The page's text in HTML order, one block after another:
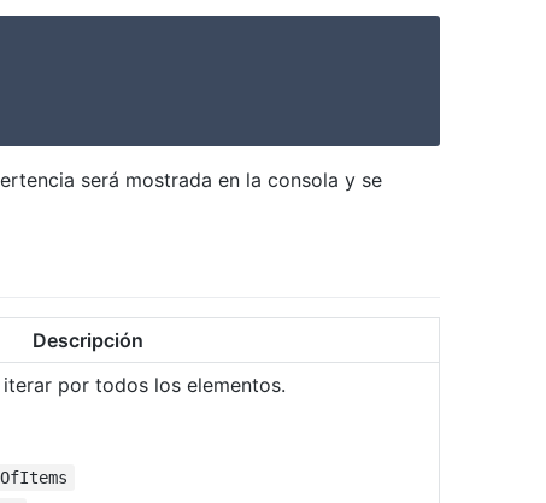
será mostrada en la consola y se
Descripción
por todos los elementos.